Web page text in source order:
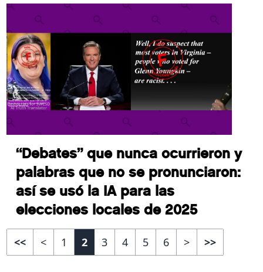
“Debates” que nunca ocurrieron y
palabras que no se pronunciaron:
así se usó la IA para las
elecciones locales de 2025
<< < 1 2 3 4 5 6 > >>